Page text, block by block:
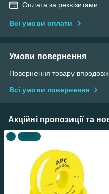
Оплата за реквізитами
Всі умови оплати
Умови повернення
Повернення товару
Всі умови повернення
Акційні пропозиції та
0 –33%